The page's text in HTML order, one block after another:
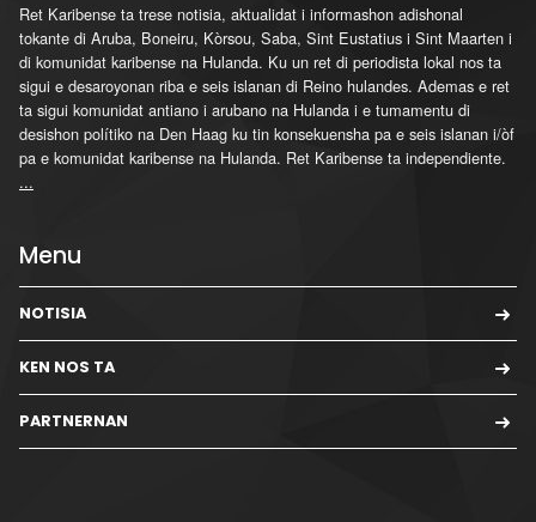
Ret Karibense ta trese notisia, aktualidat i informashon adishonal
tokante di Aruba, Boneiru, Kòrsou, Saba, Sint Eustatius i Sint Maarten i
di komunidat karibense na Hulanda. Ku un ret di periodista lokal nos ta
sigui e desaroyonan riba e seis islanan di Reino hulandes. Ademas e ret
ta sigui komunidat antiano i arubano na Hulanda i e tumamentu di
desishon polítiko na Den Haag ku tin konsekuensha pa e seis islanan i/òf
pa e komunidat karibense na Hulanda. Ret Karibense ta independiente.
...
Menu
NOTISIA
KEN NOS TA
PARTNERNAN